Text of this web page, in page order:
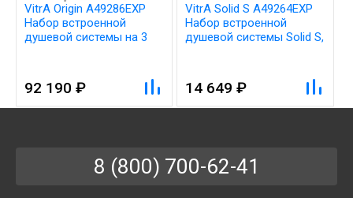
VitrA Origin A49286EXP
Набор встроенной
душевой системы на 3
92 190 ₽
VitrA Solid S A49264EXP
Набор встроенной
душевой системы Solid S,
встроенных внешняя и
внутренняя часть)
14 649 ₽
8 (800) 700-62-41